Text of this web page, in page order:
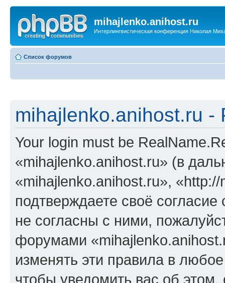
mihajlenko.anihost.ru
Интерлингвистическая конференция Николая
Список форумов
mihajlenko.anihost.ru -
Your login must be
«mihajlenko.anihost.ru» (в
«mihajlenko.anihost.ru»,
подтверждаете своё
не согласны с ними,
форумами
изменять эти правила в
чтобы уведомить вас об